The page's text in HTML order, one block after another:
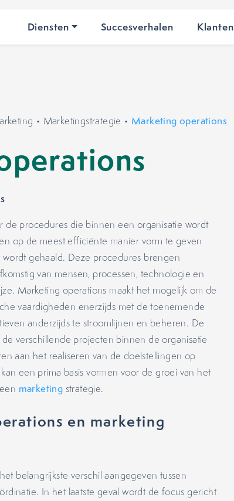
Diensten Succesverhalen Klanten
• Marketingstrategie • Marketing operations
de procedures die binnen een organisatie wordt
op de meest efficiënte manier vorm te geven
gehaald. Deze procedures brengen
van mensen, processen, technologie en
Marketing operations maakt het mogelijk om de
vaardigheden enerzijds met de toenemende
anderzijds te stroomlijnen en beheren. De
verschillende projecten binnen de organisatie
aan het realiseren van de doelstellingen op
een prima basis vormen voor de groei van het
marketing strategie.
en marketing
belangrijkste verschil aangegeven tussen
In het laatste geval wordt de focus gericht